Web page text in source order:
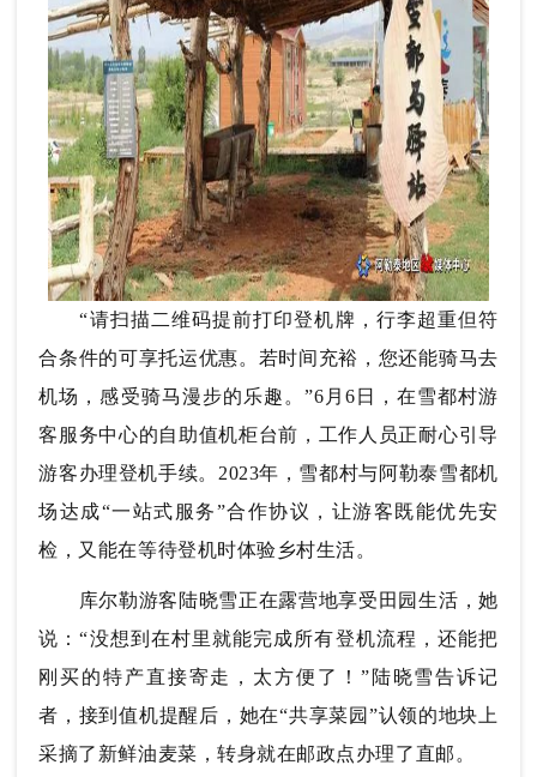
“请扫描二维码提前打印登机牌，行李超重但符
合条件的可享托运优惠。若时间充裕，您还能骑马去
机场，感受骑马漫步的乐趣。”6月6日，在雪都村游
客服务中心的自助值机柜台前，工作人员正耐心引导
游客办理登机手续。2023年，雪都村与阿勒泰雪都机
场达成“一站式服务”合作协议，让游客既能优先安
检，又能在等待登机时体验乡村生活。
库尔勒游客陆晓雪正在露营地享受田园生活，她
说：“没想到在村里就能完成所有登机流程，还能把
刚买的特产直接寄走，太方便了！”陆晓雪告诉记
者， 接到值机提醒后，她在“共享菜园”认领的地块上
采摘了新鲜油麦菜，转身就在邮政点办理了直邮。